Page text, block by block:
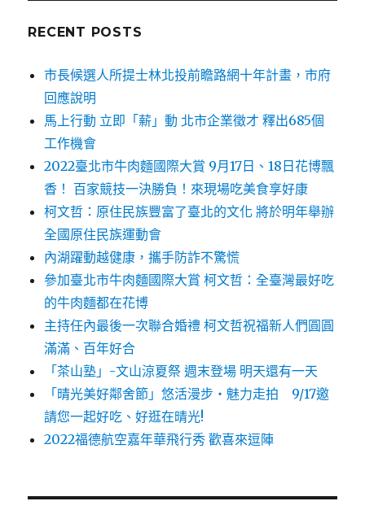
RECENT POSTS
市長候選人所提士林北投前瞻路網十年計畫，市府
回應說明
馬上行動 立即「薪」動 北市企業徵才 釋出685個
工作機會
2022臺北市牛肉麵國際大賞 9月17日、18日花博飄
香！ 百家競技一決勝負！來現場吃美食享好康
柯文哲：原住民族豐富了臺北的文化 將於明年舉辦
全國原住民族運動會
內湖躍動越健康，攜手防詐不驚慌
參加臺北市牛肉麵國際大賞 柯文哲：全臺灣最好吃
的牛肉麵都在花博
主持任內最後一次聯合婚禮 柯文哲祝福新人們圓圓
滿滿、百年好合
「茶山塾」-文山涼夏祭 週末登場 明天還有一天
「晴光美好鄰舍節」悠活漫步‧魅力走拍 9/17邀
請您一起好吃、好逛在晴光!
2022福德航空嘉年華飛行秀 歡喜來逗陣